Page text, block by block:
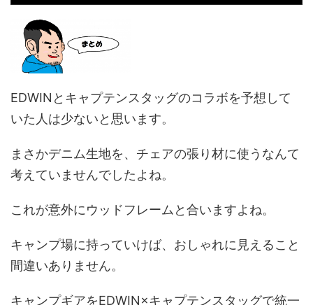
EDWINとキャプテンスタッグのコラボを予想して
いた人は少ないと思います。
まさかデニム生地を、チェアの張り材に使うなんて
考えていませんでしたよね。
これが意外にウッドフレームと合いますよね。
キャンプ場に持っていけば、おしゃれに見えること
間違いありません。
キャンプギアをEDWIN×キャプテンスタッグで統一